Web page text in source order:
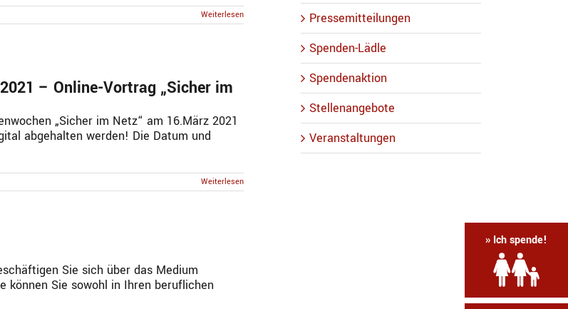
Weiterlesen
– Online-Vortrag „Sicher im
„Sicher im Netz“ am 16.März 2021
abgehalten werden! Die Datum und
Weiterlesen
Sie sich über das Medium
können Sie sowohl in Ihren beruflichen
Pressemitteilungen
Spenden-Lädle
Spendenaktion
Stellenangebote
Veranstaltungen
» Ich spende!